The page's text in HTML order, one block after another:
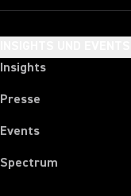
Insights
Presse
Events
Spectrum